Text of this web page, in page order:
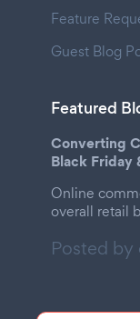
Feature
Guest Blog
Featured
Converting
Black Friday
Online
overall retail
Posted by